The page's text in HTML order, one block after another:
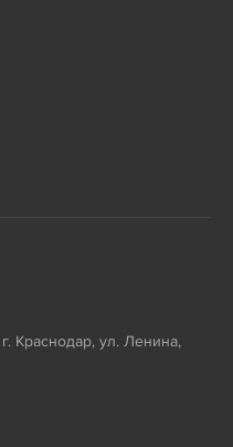
г. Краснодар, ул. Ленина,